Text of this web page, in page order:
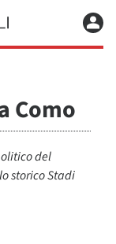
Como
del
storico Stadi